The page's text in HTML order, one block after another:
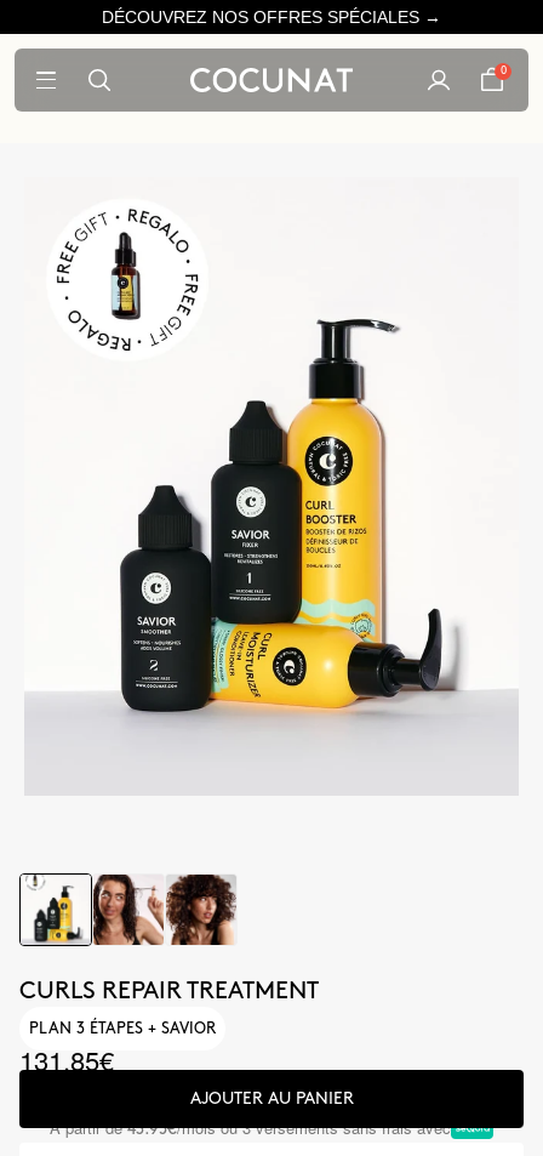
DÉCOUVREZ NOS OFFRES SPÉCIALES →
0
CURLS REPAIR TREATMENT
PLAN 3 ÉTAPES + SAVIOR
131.85€
AJOUTER AU PANIER
À partir de43.95€/mois ou 3 versements sans frais avec